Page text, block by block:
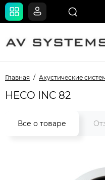
Главная Акустические
HECO INC 82
Все о товаре